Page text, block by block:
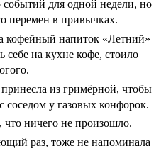
для одной недели, но
перемен в привычках.
кофейный напиток «Летний»
себе на кухне кофе, стоило
из гримёрной, чтобы
соседом у газовых конфорок.
что ничего не произошло.
раз, тоже не напоминала